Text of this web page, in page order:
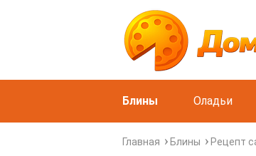
Блины Оладьи
Главная Блины Рецепт